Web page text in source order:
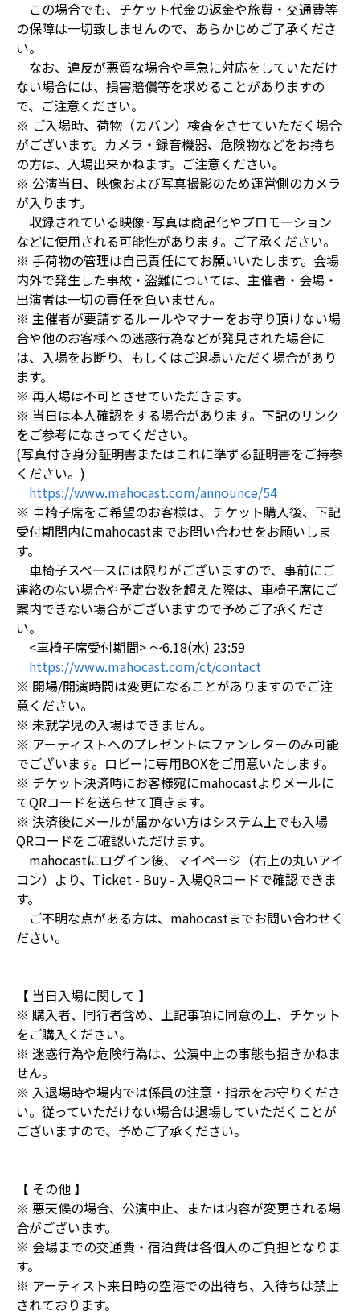
この場合でも、チケット代金の返金や旅費・交通費等
の保障は一切致しませんので、あらかじめご了承くださ
い。
なお、違反が悪質な場合や早急に対応をしていただけ
ない場合には、損害賠償等を求めることがありますの
で、ご注意ください。
※ ご入場時、荷物（カバン）検査をさせていただく場合
がございます。カメラ・録音機器、危険物などをお持ち
の方は、入場出来かねます。ご注意ください。
※ 公演当日、映像および写真撮影のため運営側のカメラ
が入ります。
収録されている映像·写真は商品化やプロモーション
などに使用される可能性があります。ご了承ください。
※ 手荷物の管理は自己責任にてお願いいたします。会場
内外で発生した事故・盗難については、主催者・会場・
出演者は一切の責任を負いません。
※ 主催者が要請するルールやマナーをお守り頂けない場
合や他のお客様への迷惑行為などが発見された場合に
は、入場をお断り、もしくはご退場いただく場合があり
ます。
※ 再入場は不可とさせていただきます。
※ 当日は本人確認をする場合があります。下記のリンク
をご参考になさってください。
(写真付き身分証明書またはこれに準ずる証明書をご持参
ください。)
https://www.mahocast.com/announce/54
※ 車椅子席をご希望のお客様は、チケット購入後、下記
受付期間内にmahocastまでお問い合わせをお願いしま
す。
車椅子スペースには限りがございますので、事前にご
連絡のない場合や予定台数を超えた際は、車椅子席にご
案内できない場合がございますので予めご了承くださ
い。
<車椅子席受付期間> ～6.18(水) 23:59
https://www.mahocast.com/ct/contact
※ 開場/開演時間は変更になることがありますのでご注
意ください。
※ 未就学児の入場はできません。
※ アーティストへのプレゼントはファンレターのみ可能
でございます。ロビーに専用BOXをご用意いたします。
※ チケット決済時にお客様宛にmahocastよりメールに
てQRコードを送らせて頂きます。
※ 決済後にメールが届かない方はシステム上でも入場
QRコードをご確認いただけます。
mahocastにログイン後、マイページ（右上の丸いアイ
コン）より、Ticket - Buy - 入場QRコードで確認できま
す。
ご不明な点がある方は、mahocastまでお問い合わせく
ださい。
【 当日入場に関して 】
※ 購入者、同行者含め、上記事項に同意の上、チケット
をご購入ください。
※ 迷惑行為や危険行為は、公演中止の事態も招きかねま
せん。
※ 入退場時や場内では係員の注意・指示をお守りくださ
い。従っていただけない場合は退場していただくことが
ございますので、予めご了承ください。
【 その他 】
※ 悪天候の場合、公演中止、または内容が変更される場
合がございます。
※ 会場までの交通費・宿泊費は各個人のご負担となりま
す。
※ アーティスト来日時の空港での出待ち、入待ちは禁止
されております。